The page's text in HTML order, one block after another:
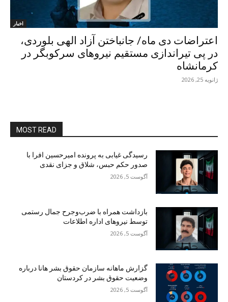
اخبار
اعتراضات دی ماە/ جانباختن آزاد الهی بلوردی،
در پی تیراندازی مستقیم نیروهای سرکوبگر در
کرمانشاە
ژانویه 25, 2026
MOST READ
رسیدگی غیابی به پرونده امیرحسین افرا با
صدور حکم حبس، شلاق و جزای نقدی
آگوست 5, 2026
بازداشت همراه با ضرب‌وجرح جمال رستمی
توسط نیروهای اداره اطلاعات
آگوست 5, 2026
گزارش ماهانه سازمان حقوق بشر هانا درباره
وضعیت حقوق بشر در کردستان
آگوست 5, 2026